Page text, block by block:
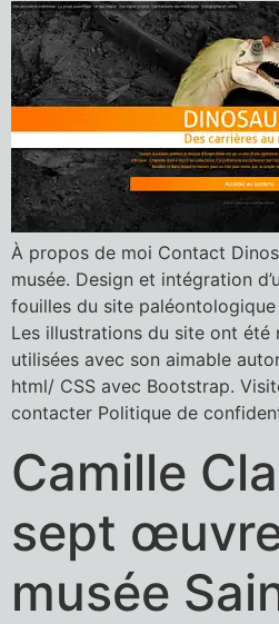
À propos de moi Contact
musée. Design et intégration
fouilles du site paléontologique
Les illustrations du site ont été
utilisées avec son aimable
html/ CSS avec Bootstrap.
contacter Politique de
Camille
sept
musée